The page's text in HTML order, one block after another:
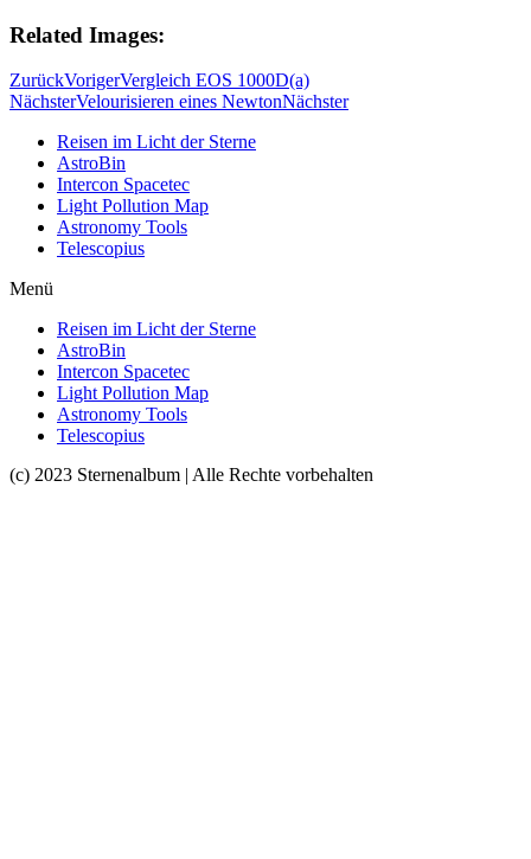
Related Images:
ZurückVorigerVergleich EOS 1000D(a)
NächsterVelourisieren eines NewtonNächster
Reisen im Licht der Sterne
AstroBin
Intercon Spacetec
Light Pollution Map
Astronomy Tools
Telescopius
Menü
Reisen im Licht der Sterne
AstroBin
Intercon Spacetec
Light Pollution Map
Astronomy Tools
Telescopius
(c) 2023 Sternenalbum | Alle Rechte vorbehalten